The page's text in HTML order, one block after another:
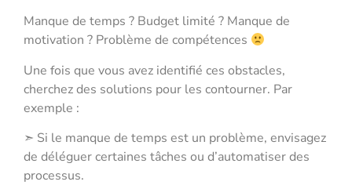
Manque de temps ? Budget limité ? Manque de
motivation ? Problème de compétences
Une fois que vous avez identifié ces obstacles,
cherchez des solutions pour les contourner. Par
exemple :
➣ Si le manque de temps est un problème, envisagez
de déléguer certaines tâches ou d’automatiser des
processus.